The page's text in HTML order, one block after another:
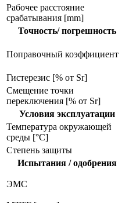
Рабочее расстояние
срабатывания [mm]
Точность/ погрешность
Поправочный коэффициент
Гистерезис [% от Sr]
Смещение точки
переключения [% от Sr]
Условия эксплуатации
Температура окружающей
среды [°C]
Степень защиты
Испытания / одобрения
ЭMC